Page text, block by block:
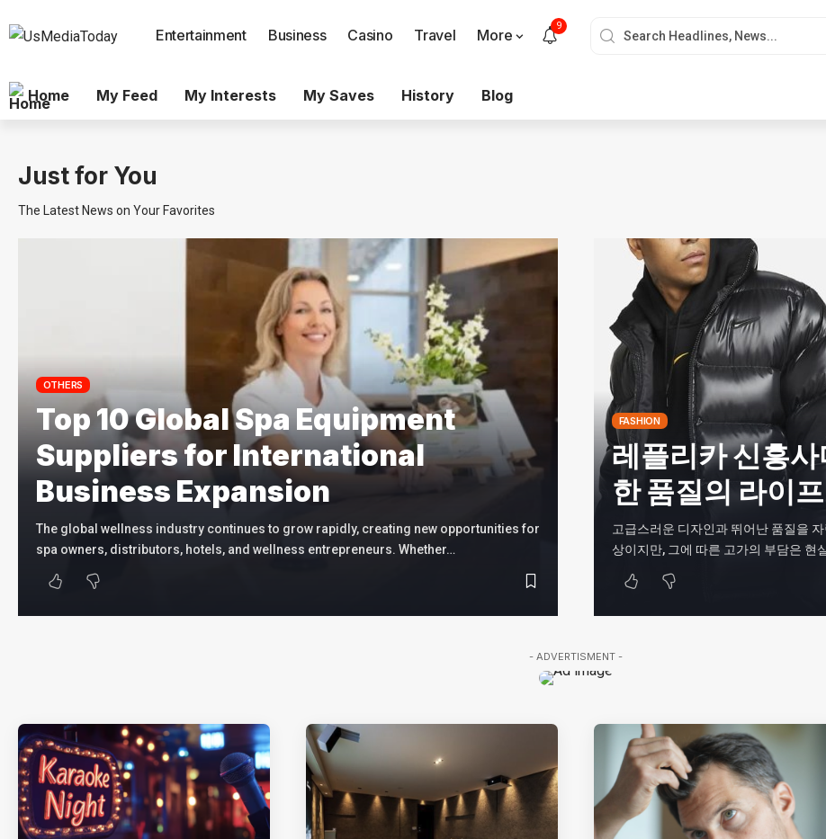
Entertainment Business Casino Travel More
9
Home My Feed My Interests My Saves History Blog
Just for You
The Latest News on Your Favorites
OTHERS
Top 10 Global Spa Equipment
Suppliers for International
Business Expansion
The global wellness industry continues to grow rapidly, creating new opportunities for
spa owners, distributors, hotels, and wellness entrepreneurs. Whether…
FASHION
레플리카 신흥
한 품질의 라이
고급스러운 디자인과 뛰어난 품질을
상이지만, 그에 따른 고가의 부담은 현
- ADVERTISMENT -